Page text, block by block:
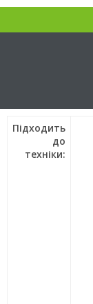
Підходить
до
техніки: